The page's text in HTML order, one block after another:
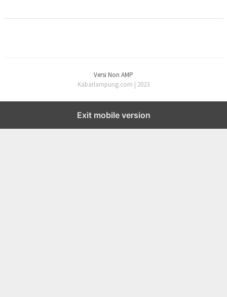
Versi Non AMP
Kabarlampung.com | 2023
Exit mobile version